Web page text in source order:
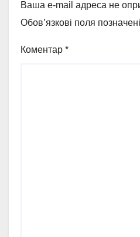
Ваша e-mail адреса не
Обов’язкові поля позначені
Коментар *